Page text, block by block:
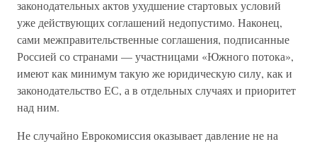
законодательных актов ухудшение стартовых условий
уже действующих соглашений недопустимо. Наконец,
сами межправительственные соглашения, подписанные
Россией со странами — участницами «Южного потока»,
имеют как минимум такую же юридическую силу, как и
законодательство ЕС, а в отдельных случаях и приоритет
над ним.
Не случайно Еврокомиссия оказывает давление не на